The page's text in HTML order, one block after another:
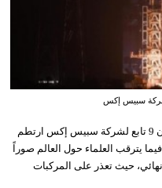
يُعتقد أن جزءاً ضخماً تائهاً من صاروخ فالكون 9 تابع لشركة سبيس إكس ارتطم
يترقب العلماء حول العالم صوراً
حيث تعذر على المركبات